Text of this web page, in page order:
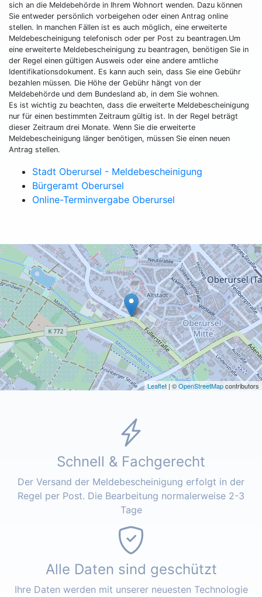
sich an die Meldebehörde in Ihrem Wohnort wenden. Dazu können
Sie entweder persönlich vorbeigehen oder einen Antrag online
stellen. In manchen Fällen ist es auch möglich, eine erweiterte
Meldebescheinigung telefonisch oder per Post zu beantragen.Um
eine erweiterte Meldebescheinigung zu beantragen, benötigen Sie in
der Regel einen gültigen Ausweis oder eine andere amtliche
Identifikationsdokument. Es kann auch sein, dass Sie eine Gebühr
bezahlen müssen. Die Höhe der Gebühr hängt von der
Meldebehörde und dem Bundesland ab, in dem Sie wohnen.
Es ist wichtig zu beachten, dass die erweiterte Meldebescheinigung
nur für einen bestimmten Zeitraum gültig ist. In der Regel beträgt
dieser Zeitraum drei Monate. Wenn Sie die erweiterte
Meldebescheinigung länger benötigen, müssen Sie einen neuen
Antrag stellen.
Stadt Oberursel - Meldebescheinigung
Bürgeramt Oberursel
Online-Terminvergabe Oberursel
Leaflet | ©OpenStreetMapcontributors
Schnell & Fachgerecht
Der Versand der Meldebescheinigung erfolgt in der
Regel per Post. Die Bearbeitung normalerweise 2-3
Tage
Alle Daten sind geschützt
Ihre Daten werden mit unserer neuesten Technologie